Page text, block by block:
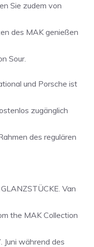
Sie zudem von
des MAK genießen
Sour.
und Porsche ist
zugänglich
des regulären
Van
the MAK Collection
Juni während des